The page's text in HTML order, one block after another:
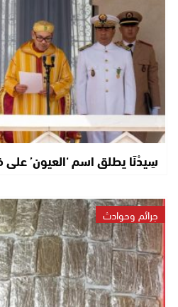
سِيدْنَا يطلق اسم ‘العيون’ على
جرائم وحوادث